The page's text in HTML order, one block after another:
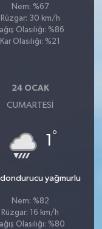
Nem: %67
Rüzgar: 30 km/h
Olasılığı: %86
Kar Olasılığı: %21
24 OCAK
CUMARTESI
1 °
yağmurlu
Nem: %82
Rüzgar: 16 km/h
Olasılığı: %80